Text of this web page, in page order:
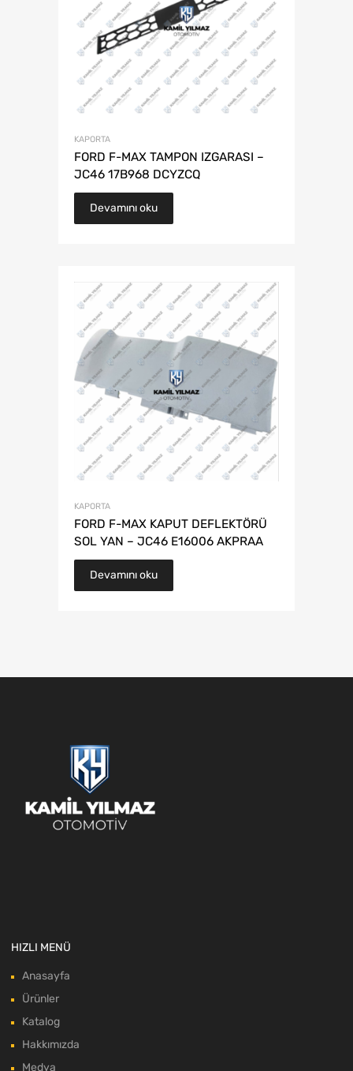
KAPORTA
FORD F-MAX TAMPON IZGARASI –
JC46 17B968 DCYZCQ
Devamını oku
KAPORTA
FORD F-MAX KAPUT DEFLEKTÖRÜ
SOL YAN – JC46 E16006 AKPRAA
Devamını oku
HIZLI MENÜ
Anasayfa
Ürünler
Katalog
Hakkımızda
Medya